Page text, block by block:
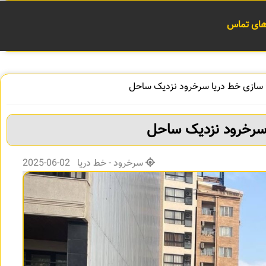
های تماس
خط دریا سرخرود نزدیک ساحل
نزدیک ساحل
سرخرود - خط دریا 02-06-2025